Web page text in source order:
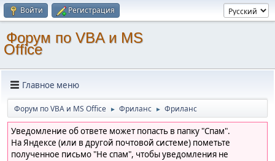
Войти Регистрация
Форум по VBA и MS
Office
Главное меню
Форум по VBA и MS Office ► Фриланс ► Фриланс
Уведомление об ответе может попасть в папку "Спам".
На Яндексе (или в другой почтовой системе) пометьте
полученное письмо "Не спам", чтобы уведомления не